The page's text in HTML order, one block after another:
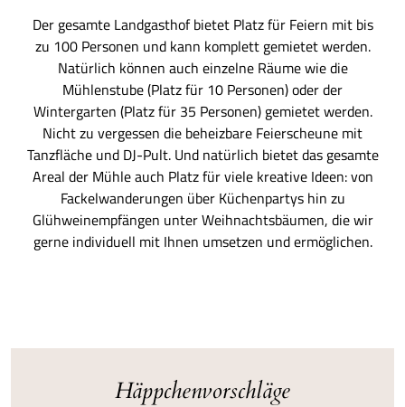
Der gesamte Landgasthof bietet Platz für Feiern mit bis
zu 100 Personen und kann komplett gemietet werden.
Natürlich können auch einzelne Räume wie die
Mühlenstube (Platz für 10 Personen) oder der
Wintergarten (Platz für 35 Personen) gemietet werden.
Nicht zu vergessen die beheizbare Feierscheune mit
Tanzfläche und DJ-Pult. Und natürlich bietet das gesamte
Areal der Mühle auch Platz für viele kreative Ideen: von
Fackelwanderungen über Küchenpartys hin zu
Glühweinempfängen unter Weihnachtsbäumen, die wir
gerne individuell mit Ihnen umsetzen und ermöglichen.
Häppchenvorschläge